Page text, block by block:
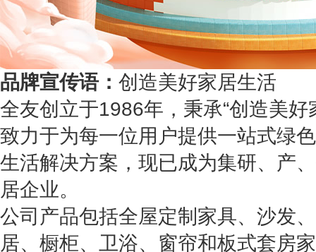
品牌宣传语： 创造美好家居生活
全友创立于1986年，秉承“创造美好
致力于为每一位用户提供一站式绿
生活解决方案，现已成为集研、产
居企业。
公司产品包括全屋定制家具、沙发
居、橱柜、卫浴、窗帘和板式套房